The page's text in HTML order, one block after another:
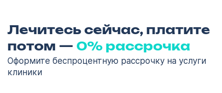
Лечитесь сейчас, платите
потом — 0% рассрочка
Оформите беспроцентную рассрочку на услуги
клиники